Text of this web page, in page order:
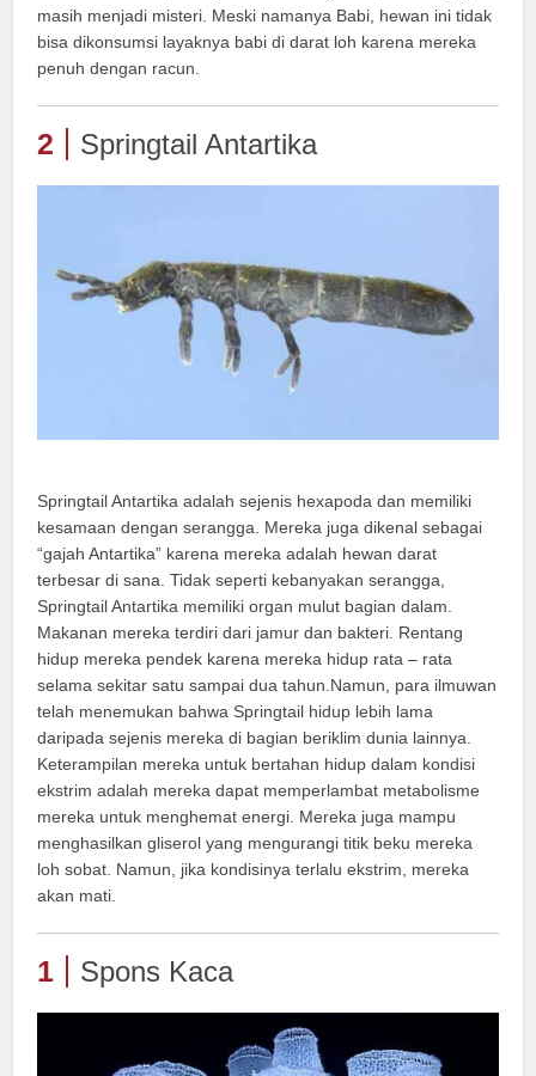
masih menjadi misteri. Meski namanya Babi, hewan ini tidak
bisa dikonsumsi layaknya babi di darat loh karena mereka
penuh dengan racun.
2 Springtail Antartika
Springtail Antartika adalah sejenis hexapoda dan memiliki
kesamaan dengan serangga. Mereka juga dikenal sebagai
“gajah Antartika” karena mereka adalah hewan darat
terbesar di sana. Tidak seperti kebanyakan serangga,
Springtail Antartika memiliki organ mulut bagian dalam.
Makanan mereka terdiri dari jamur dan bakteri. Rentang
hidup mereka pendek karena mereka hidup rata – rata
selama sekitar satu sampai dua tahun.Namun, para ilmuwan
telah menemukan bahwa Springtail hidup lebih lama
daripada sejenis mereka di bagian beriklim dunia lainnya.
Keterampilan mereka untuk bertahan hidup dalam kondisi
ekstrim adalah mereka dapat memperlambat metabolisme
mereka untuk menghemat energi. Mereka juga mampu
menghasilkan gliserol yang mengurangi titik beku mereka
loh sobat. Namun, jika kondisinya terlalu ekstrim, mereka
akan mati.
1 Spons Kaca